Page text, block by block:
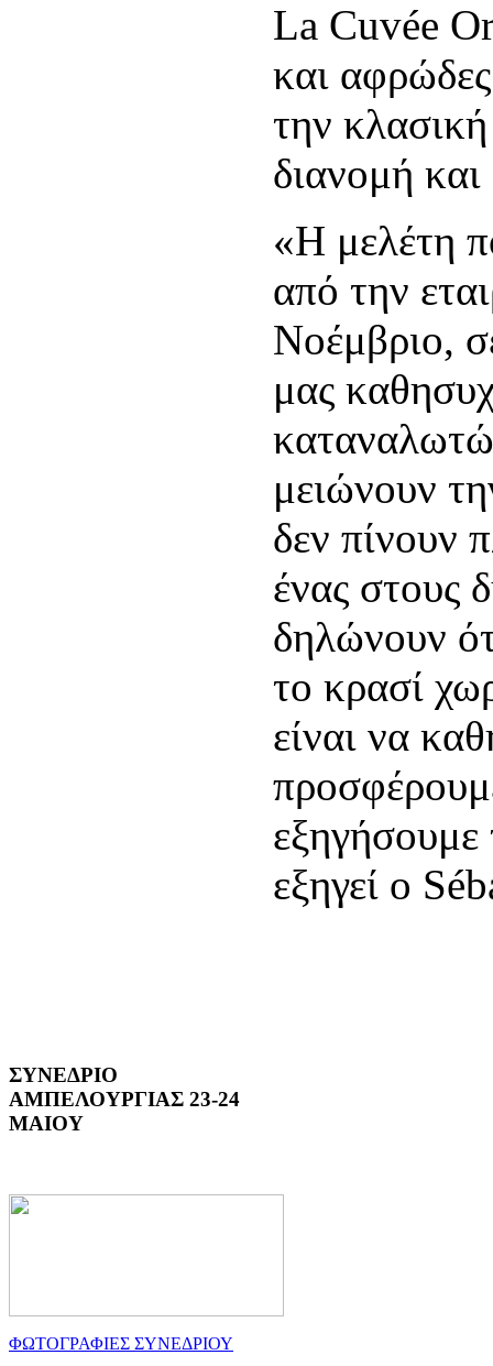
La Cuvée
και
την
διανομή
«Η μελέτη
από την
Νοέμβριο,
μας
μειώνουν
δεν πίνουν
ένας στους
δηλώνουν
το κρασί
είναι να
εξηγήσουμε
εξηγεί ο
ΣΥΝΕΔΡΙΟ
ΑΜΠΕΛΟΥΡΓΙΑΣ 23-24
ΜΑΙΟΥ
ΦΩΤΟΓΡΑΦΙΕΣ ΣΥΝΕΔΡΙΟΥ